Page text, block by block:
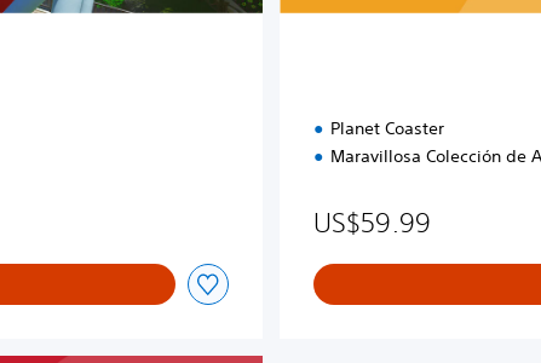
Planet Coaster
Maravillosa Colección de
US$59.99